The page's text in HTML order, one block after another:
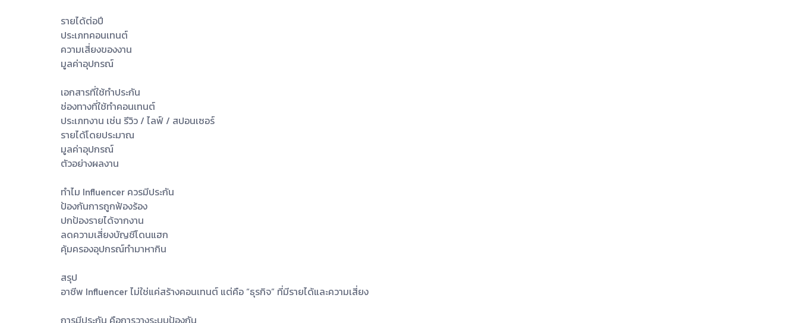
รายได้ต่อปี
ประเภทคอนเทนต์
ความเสี่ยงของงาน
มูลค่าอุปกรณ์
เอกสารที่ใช้ทำประกัน
ช่องทางที่ใช้ทำคอนเทนต์
ประเภทงาน เช่น รีวิว / ไลฟ์ / สปอนเซอร์
รายได้โดยประมาณ
มูลค่าอุปกรณ์
ตัวอย่างผลงาน
ทำไม Influencer ควรมีประกัน
ป้องกันการถูกฟ้องร้อง
ปกป้องรายได้จากงาน
ลดความเสี่ยงบัญชีโดนแฮก
คุ้มครองอุปกรณ์ทำมาหากิน
สรุป
อาชีพ Influencer ไม่ใช่แค่สร้างคอนเทนต์ แต่คือ “ธุรกิจ” ที่มีรายได้และความเสี่ยง
การมีประกัน คือการวางระบบป้องกัน